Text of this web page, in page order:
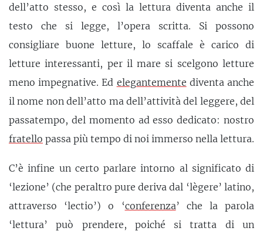
dell’atto stesso, e così la lettura diventa anche il
testo che si legge, l’opera scritta. Si possono
consigliare buone letture, lo scaffale è carico di
letture interessanti, per il mare si scelgono letture
meno impegnative. Ed elegantemente diventa anche
il nome non dell’atto ma dell’attività del leggere, del
passatempo, del momento ad esso dedicato: nostro
fratello passa più tempo di noi immerso nella lettura.
C’è infine un certo parlare intorno al significato di
‘lezione’ (che peraltro pure deriva dal ‘lègere’ latino,
attraverso ‘lectio’) o ‘conferenza’ che la parola
‘lettura’ può prendere, poiché si tratta di un